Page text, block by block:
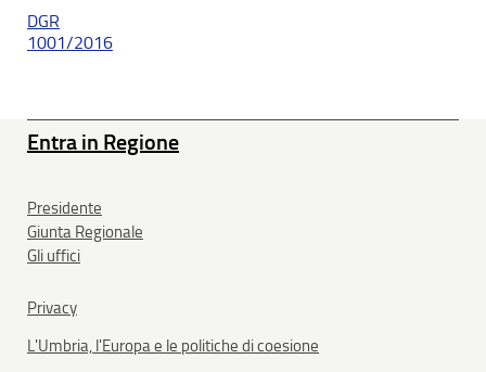
DGR
1001/2016
Entra in Regione
Presidente
Giunta Regionale
Gli uffici
Privacy
L'Umbria, l'Europa e le politiche di coesione